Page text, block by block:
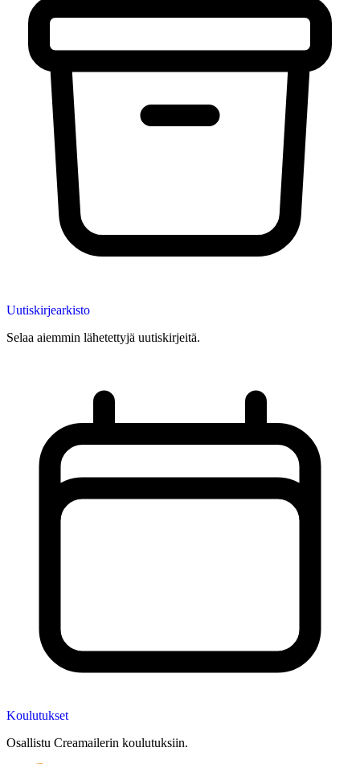
Uutiskirjearkisto
Selaa aiemmin lähetettyjä uutiskirjeitä.
Koulutukset
Osallistu Creamailerin koulutuksiin.